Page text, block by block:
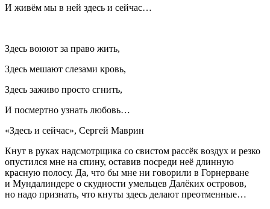
И живём мы в ней здесь и сейчас…
Здесь воюют за право жить,
Здесь мешают слезами кровь,
Здесь заживо просто сгнить,
И посмертно узнать любовь…
«Здесь и сейчас», Сергей Маврин
Кнут в руках надсмотрщика со свистом рассёк воздух и резко
опустился мне на спину, оставив посреди неё длинную
красную полосу. Да, что бы мне ни говорили в Горнерване
и Мундалиндере о скудности умельцев Далёких островов,
но надо признать, что кнуты здесь делают преотменные…